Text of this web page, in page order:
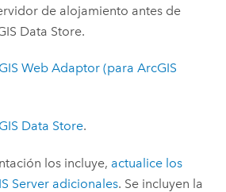
de alojamiento antes de
Data Store.
Web Adaptor(para ArcGIS
Data Store.
los incluye, actualice los
Serveradicionales. Se incluyen la